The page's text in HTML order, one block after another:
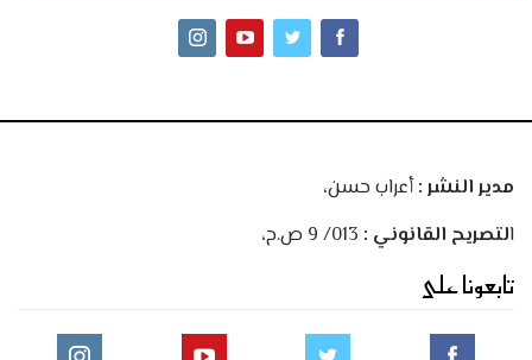
مدير النشر :أعراب حسن،
التصريح القانوني :
تابعونا على